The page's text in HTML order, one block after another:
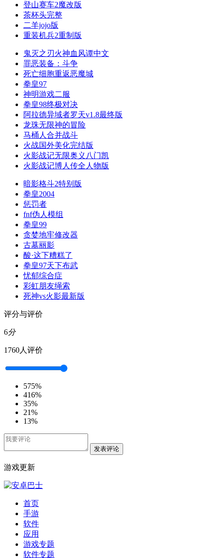
登山赛车2魔改版
茶杯头完整
二羊jojo版
重装机兵2重制版
鬼灭之刃火神血风谭中文
罪恶装备：斗争
死亡细胞重返恶魔城
拳皇97
神明游戏二服
拳皇98终极对决
阿拉德异域者罗天v1.8最终版
龙珠无限神的冒险
马桶人合并战斗
火战国外美化完结版
火影战记无限奥义八门凯
火影战记博人传全人物版
暗影格斗2特别版
拳皇2004
惩罚者
fnf伪人模组
拳皇99
贪婪地牢修改器
古墓丽影
酸·这下糟糕了
拳皇97天下布武
忧郁综合症
彩虹朋友绳索
死神vs火影最新版
评分与评价
6分
1760人评价
575%
416%
35%
21%
13%
发表评论
游戏更新
首页
手游
软件
应用
游戏专题
软件专题